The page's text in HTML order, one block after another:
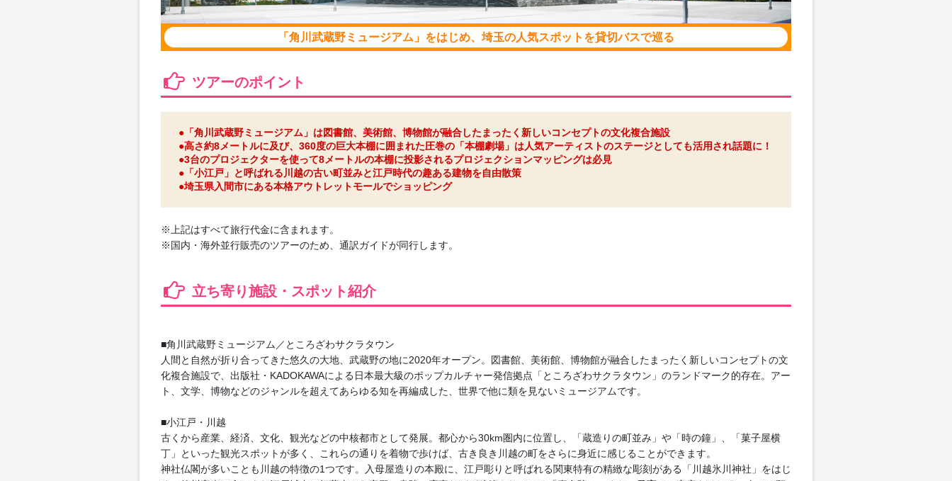
「角川武蔵野ミュージアム」をはじめ、埼玉の人気スポットを貸切バスで巡る
ツアーのポイント
●「角川武蔵野ミュージアム」は図書館、美術館、博物館が融合したまったく新しいコンセプトの文化複合施設
●高さ約8メートルに及び、360度の巨大本棚に囲まれた圧巻の「本棚劇場」は人気アーティストのステージとしても活用され話題に！
●3台のプロジェクターを使って8メートルの本棚に投影されるプロジェクションマッピングは必見
●「小江戸」と呼ばれる川越の古い町並みと江戸時代の趣ある建物を自由散策
●埼玉県入間市にある本格アウトレットモールでショッピング
※上記はすべて旅行代金に含まれます。
※国内・海外並行販売のツアーのため、通訳ガイドが同行します。
立ち寄り施設・スポット紹介
■角川武蔵野ミュージアム／ところざわサクラタウン
人間と自然が折り合ってきた悠久の大地、武蔵野の地に2020年オープン。図書館、美術館、博物館が融合したまったく新しいコンセプトの文
化複合施設で、出版社・KADOKAWAによる日本最大級のポップカルチャー発信拠点「ところざわサクラタウン」のランドマーク的存在。アー
ト、文学、博物などのジャンルを超えてあらゆる知を再編成した、世界で他に類を見ないミュージアムです。
■小江戸・川越
古くから産業、経済、文化、観光などの中核都市として発展。都心から30km圏内に位置し、「蔵造りの町並み」や「時の鐘」、「菓子屋横
丁」といった観光スポットが多く、これらの通りを着物で歩けば、古き良き川越の町をさらに身近に感じることができます。
神社仏閣が多いことも川越の特徴の1つです。入母屋造りの本殿に、江戸彫りと呼ばれる関東特有の精緻な彫刻がある「川越氷川神社」をはじ